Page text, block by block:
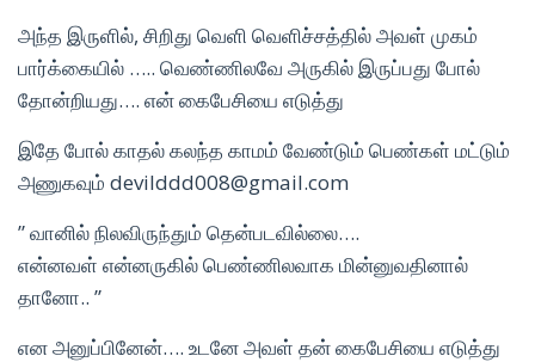
அந்த இருளில், சிறிது வெளி வெளிச்சத்தில் அவள் முகம்
பார்க்கையில் ….. வெண்ணிலவே அருகில் இருப்பது போல்
தோன்றியது…. என் கைபேசியை எடுத்து
இதே போல் காதல் கலந்த காமம் வேண்டும் பெண்கள் மட்டும்
அணுகவும் devilddd008@gmail.com
” வானில் நிலவிருந்தும் தென்படவில்லை….
என்னவள் என்னருகில் பெண்ணிலவாக மின்னுவதினால்
தானோ.. ”
என அனுப்பினேன்…. உடனே அவள் தன் கைபேசியை எடுத்து